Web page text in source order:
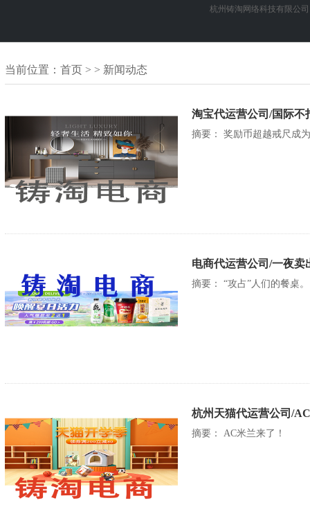
杭州铸淘网络科技有限公司
当前位置： 首页 > > 新闻动态
淘宝代运营公司/国际不
摘要： 奖励币超越戒尺成
电商代运营公司/一夜卖
摘要： “攻占”人们的餐桌。
杭州天猫代运营公司/
摘要： AC米兰来了！